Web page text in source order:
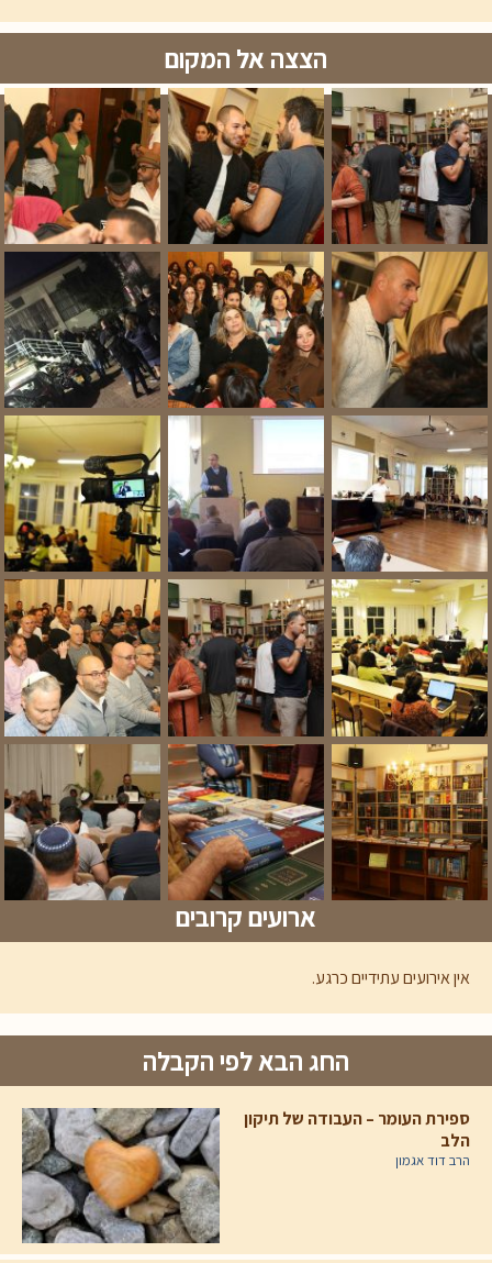
הצצה אל המקום
ארועים קרובים
אין אירועים עתידיים כרגע.
החג הבא לפי הקבלה
ספירת העומר – העבודה של תיקון
הלב
הרב דוד אגמון